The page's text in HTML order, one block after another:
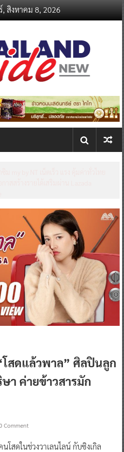
, สิงหาคม 8, 2026
สดแล้วพาล” ศิลปินลูก
า ค่ายข้าวสารมัก
Comment
โสดในช่วงวาเลนไลน์ กับซิงเกิล